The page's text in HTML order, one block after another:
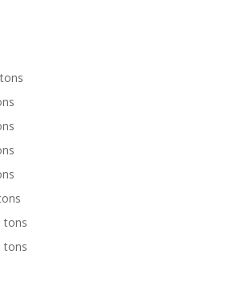
tons
tons